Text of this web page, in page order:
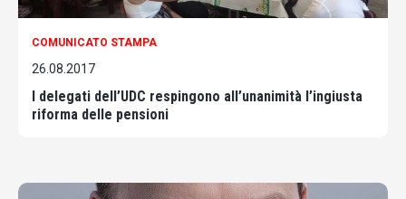
COMUNICATO STAMPA
26.08.2017
I delegati dell’UDC respingono all’unanimità l’ingiusta
riforma delle pensioni